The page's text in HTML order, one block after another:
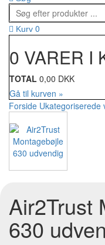
Kurv 0
0 VARER I
TOTAL 0,00 DKK
Gå til kurven »
Forside Ukategoriserede
Air2Trust
630